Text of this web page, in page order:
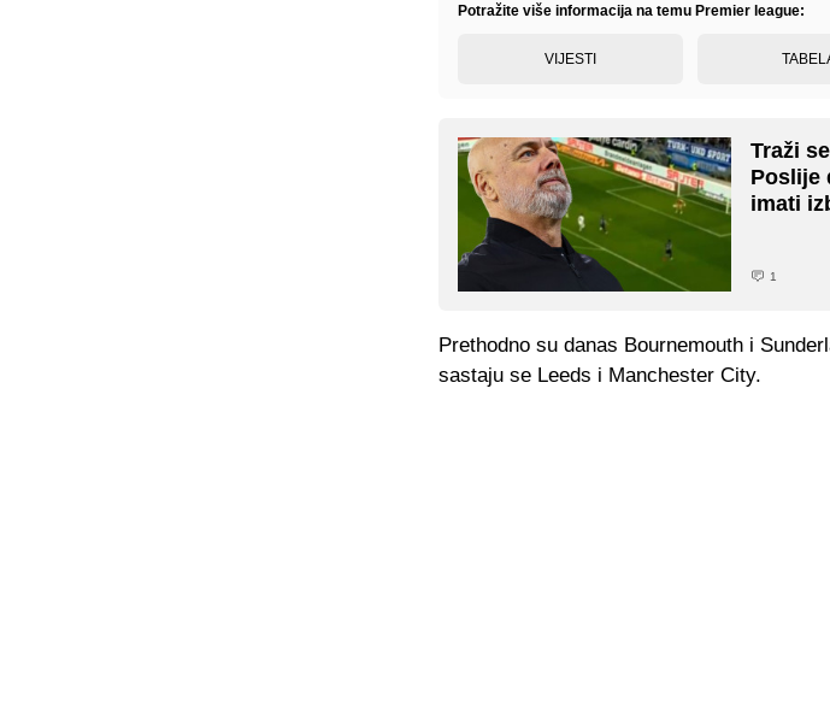
Potražite više informacija na temu Premier league:
VIJESTI
Traži
Poslije
imati
1
Prethodno su danas Bournemouth i
sastaju se Leeds i Manchester City.